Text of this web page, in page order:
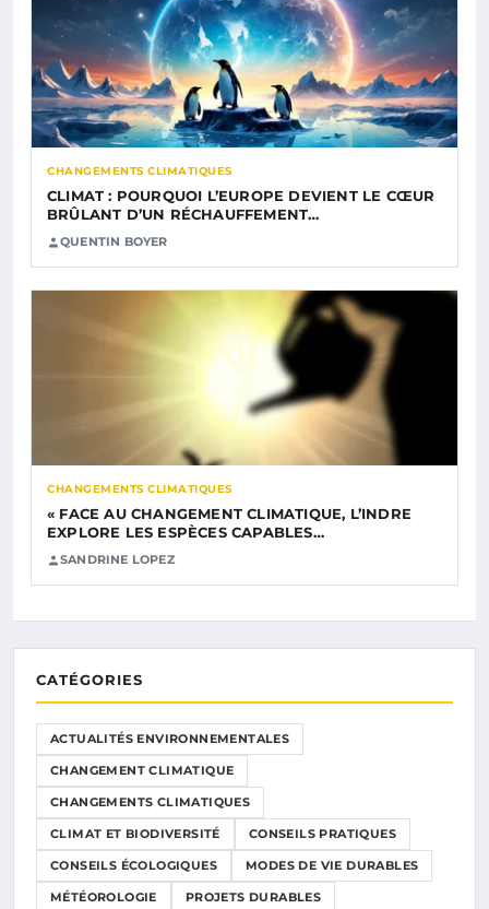
CHANGEMENTS CLIMATIQUES
CLIMAT : POURQUOI L’EUROPE DEVIENT LE CŒUR
BRÛLANT D’UN RÉCHAUFFEMENT…
QUENTIN BOYER
CHANGEMENTS CLIMATIQUES
« FACE AU CHANGEMENT CLIMATIQUE, L’INDRE
EXPLORE LES ESPÈCES CAPABLES…
SANDRINE LOPEZ
CATÉGORIES
ACTUALITÉS ENVIRONNEMENTALES
CHANGEMENT CLIMATIQUE
CHANGEMENTS CLIMATIQUES
CLIMAT ET BIODIVERSITÉ CONSEILS PRATIQUES
CONSEILS ÉCOLOGIQUES MODES DE VIE DURABLES
MÉTÉOROLOGIE PROJETS DURABLES